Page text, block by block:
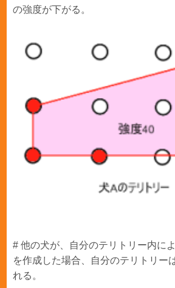
の強度が下がる。
# 他の犬が、自分のテリトリー内に
を作成した場合、自分のテリトリー
れる。